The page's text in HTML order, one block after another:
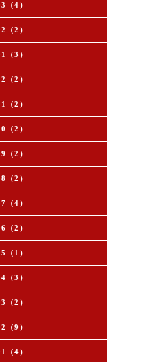
（4）
（2）
（3）
（2）
（2）
（2）
（2）
（2）
（4）
（2）
（1）
（3）
（2）
（9）
（4）